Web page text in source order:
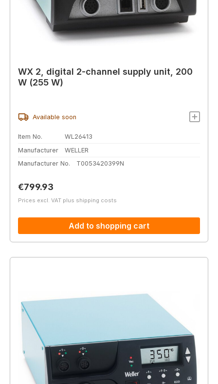
WX 2, digital 2-channel supply unit, 200
W (255 W)
Available soon
Item No.
WL26413
Manufacturer
WELLER
Manufacturer No.
T0053420399N
Regular price:
€799.93
Prices excl. VAT plus shipping costs
Add to shopping cart